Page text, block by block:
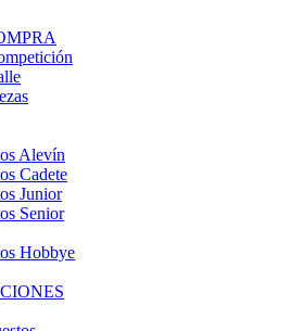
Alevín
Cadete
Junior
Senior
Hobbye